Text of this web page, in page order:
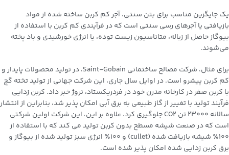
یک جایگزین مناسب برای بتن سنتی، آجر کم کربن ساخته شده از مواد
بازیافتی یا آجرهای رسی سنتی است که در فرآیندی کم کربن با استفاده از
بیوگاز حاصل از زباله، متاناسیون زیست توده، یا انرژی خورشیدی و باد پخته
می‌شوند.
برای مثال، شرکت مصالح ساختمانی Saint-Gobain، در تولید محصولات پایدار و
کم کربن پیشرو است. در اوایل سال جاری، این شرکت جهانی از تولید تخته گچ
با کربن صفر در کارخانه مدرن خود در فردریکستاد، نروژ خبر داد. کربن زدایی
فرآیند تولید با تغییر از گاز طبیعی به برق آبی امکان پذیر شد، بنابراین از انتشار
سالانه 23000 تن CO2 جلوگیری کرد. علاوه بر این، این شرکت اولین شرکتی
است که در صنعت شیشه مسطح بدون کربن تولید می کند که با استفاده از
100٪ شیشه بازیافت شده (cullet) و 100٪ انرژی سبز تولید شده از بیوگاز و
برق کربن زدایی شده امکان پذیر شده است.